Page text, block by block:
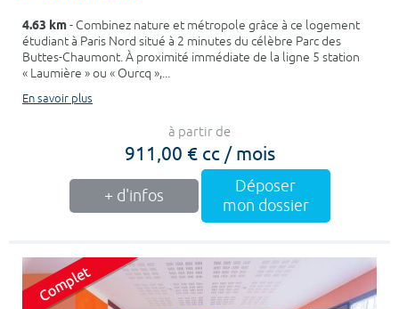
4.63 km- Combinez nature et métropole grâce à ce logement
étudiant à Paris Nord situé à 2 minutes du célèbre Parc des
Buttes-Chaumont. À proximité immédiate de la ligne 5 station
« Laumière » ou « Ourcq »,...
En savoir plus
à partir de
911,00 € cc / mois
+ d'infos
Déposer
mon dossier